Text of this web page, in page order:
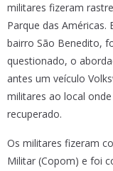
militares fizeram
Parque das
bairro São Benedito,
questionado, o
antes um veículo
militares ao local
recuperado.
Os militares fizeram
Militar (Copom) e foi